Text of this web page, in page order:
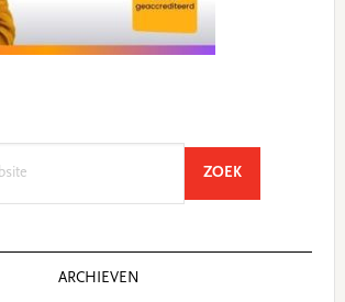
ZOEKSEARCH
ARCHIEVEN